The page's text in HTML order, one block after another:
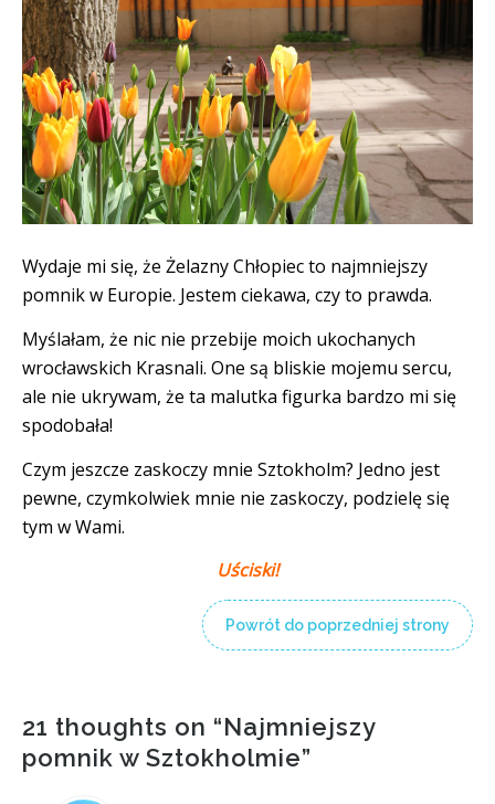
Wydaje mi się, że Żelazny Chłopiec to najmniejszy
pomnik w Europie. Jestem ciekawa, czy to prawda.
Myślałam, że nic nie przebije moich ukochanych
wrocławskich Krasnali. One są bliskie mojemu sercu,
ale nie ukrywam, że ta malutka figurka bardzo mi się
spodobała!
Czym jeszcze zaskoczy mnie Sztokholm? Jedno jest
pewne, czymkolwiek mnie nie zaskoczy, podzielę się
tym w Wami.
Uściski!
Powrót do poprzedniej strony
21 thoughts on “Najmniejszy
pomnik w Sztokholmie”